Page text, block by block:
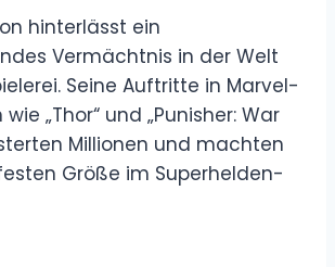
hinterlässt ein
Vermächtnis in der Welt
Seine Auftritte in Marvel-
„Thor“ und „Punisher: War
Millionen und machten
Größe im Superhelden-